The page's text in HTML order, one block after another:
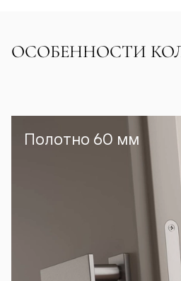
ОСОБЕННОСТИ
Полотно 60 мм